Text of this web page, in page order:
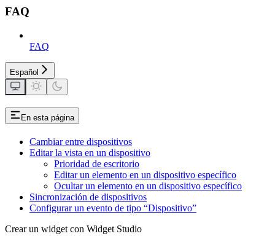
FAQ
FAQ
Español
En esta página
Cambiar entre dispositivos
Editar la vista en un dispositivo
Prioridad de escritorio
Editar un elemento en un dispositivo específico
Ocultar un elemento en un dispositivo específico
Sincronización de dispositivos
Configurar un evento de tipo “Dispositivo”
Crear un widget con Widget Studio